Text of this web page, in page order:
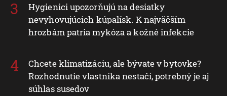
Hygienici upozorňujú na desiatky
nevyhovujúcich kúpalísk. K najväčším
hrozbám patria mykóza a kožné infekcie
Chcete klimatizáciu, ale bývate v bytovke?
Rozhodnutie vlastníka nestačí, potrebný je aj
súhlas susedov